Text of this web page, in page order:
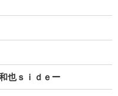
也ｓｉｄｅー